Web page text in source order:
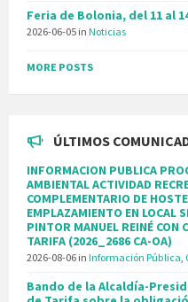
Feria de Bolonia, del 11 al
2026-06-05 in Noticias
MORE POSTS
ÚLTIMOS
INFORMACION PUBLICA
AMBIENTAL ACTIVIDAD
COMPLEMENTARIO DE
EMPLAZAMIENTO EN LOCAL
PINTOR MANUEL REINÉ CON
TARIFA (2026_2686 CA-OA)
2026-08-06 in Información Pública,
Bando de la Alcaldía-